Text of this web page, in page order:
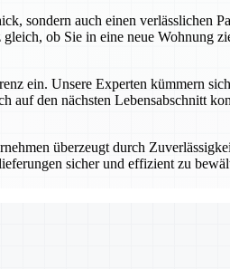
sondern auch einen verlässlichen
ob Sie in eine neue Wohnung
ein. Unsere Experten kümmern
den nächsten Lebensabschnitt
überzeugt durch
sicher und effizient zu